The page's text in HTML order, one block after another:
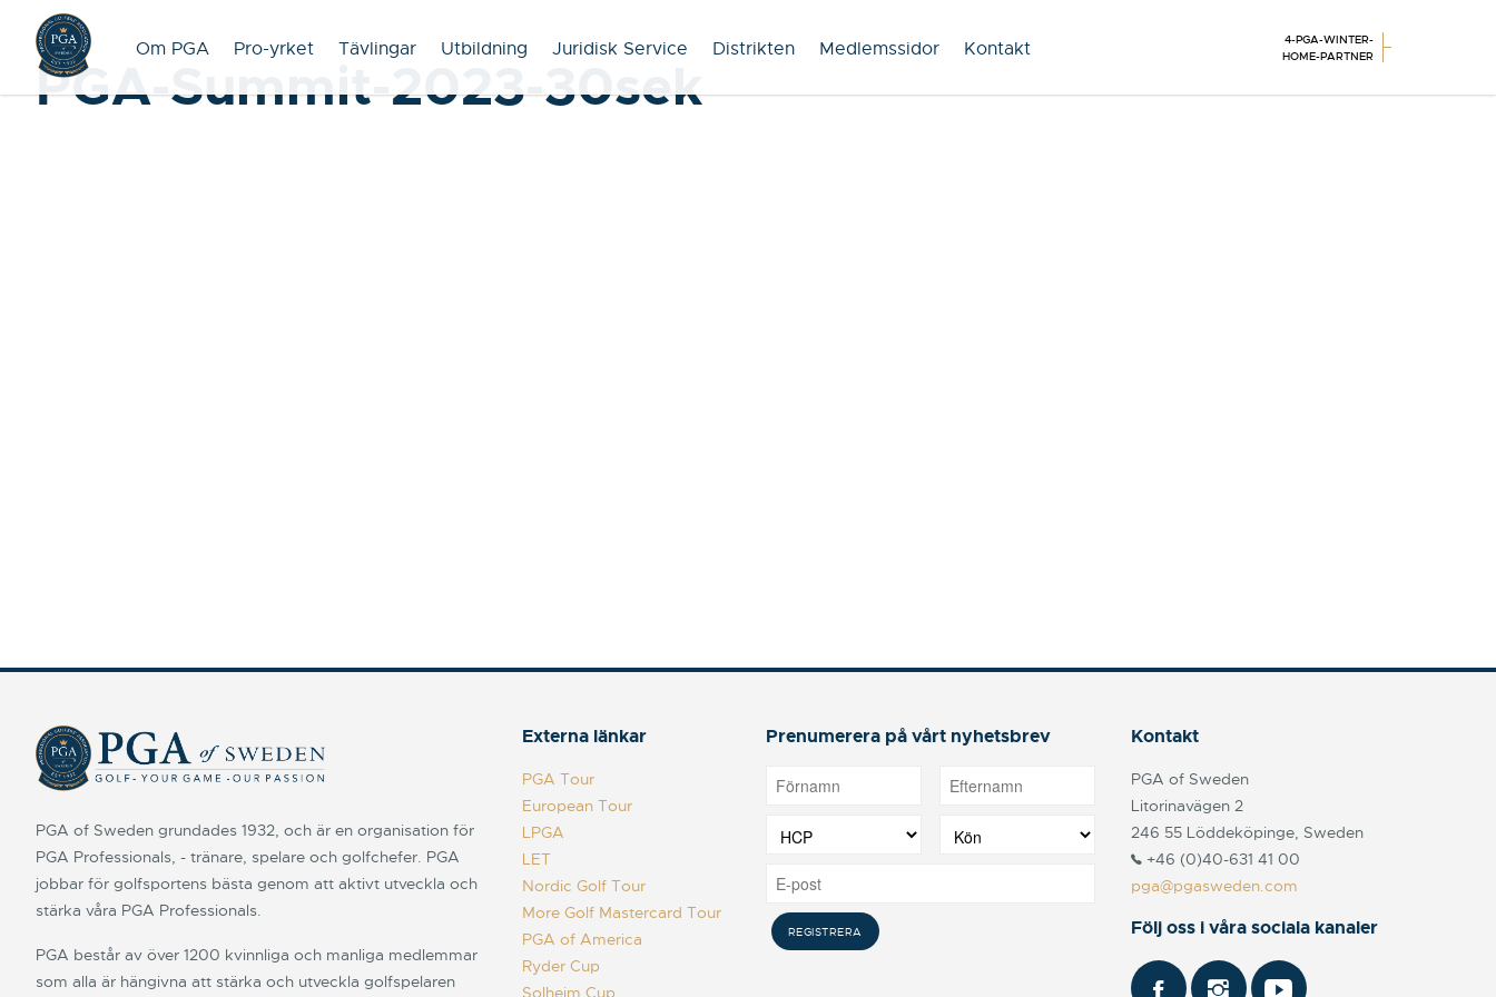
Om PGA Pro-yrket Tävlingar Utbildning Juridisk Service Distrikten Medlemssidor Kontakt
4-PGA-WINTER-
HOME-PARTNER
PGA-Summit-2023-30sek
PGA of Sweden grundades 1932, och är en organisation för
PGA Professionals, - tränare, spelare och golfchefer. PGA
jobbar för golfsportens bästa genom att aktivt utveckla och
stärka våra PGA Professionals.
PGA består av över 1200 kvinnliga och manliga medlemmar
som alla är hängivna att stärka och utveckla golfspelaren
Externa länkar
PGA Tour
European Tour
LPGA
LET
Nordic Golf Tour
More Golf Mastercard Tour
PGA of America
Ryder Cup
Solheim Cup
Prenumerera på vårt nyhetsbrev Kontakt
PGA of Sweden
Litorinavägen 2
246 55 Löddeköpinge, Sweden
+46 (0)40-631 41 00
pga@pgasweden.com
Följ oss i våra sociala kanaler